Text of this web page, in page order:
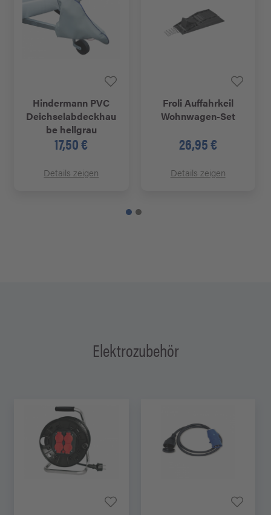
Hindermann PVC
Deichselabdeckhau
be hellgrau
17,50 €
Details zeigen
Froli Auffahrkeil
Wohnwagen-Set
26,95 €
Details zeigen
Elektrozubehör